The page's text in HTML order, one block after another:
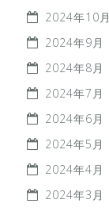
2024年10月
2024年9月
2024年8月
2024年7月
2024年6月
2024年5月
2024年4月
2024年3月